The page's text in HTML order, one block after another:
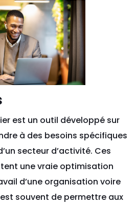
est un outil développé sur
à des besoins spécifiques
secteur d’activité. Ces
une vraie optimisation
d’une organisation voire
est souvent de permettre aux